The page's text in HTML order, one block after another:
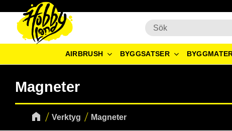
AIRBRUSH BYGGSATSER
Magneter
Verktyg Magneter